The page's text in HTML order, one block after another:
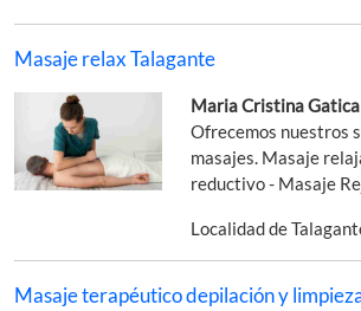
Masaje relax Talagante
Maria Cristina Gatica
Ofrecemos nuestros
masajes. Masaje
reductivo - Masaje
Localidad de
Masaje terapéutico depilación y